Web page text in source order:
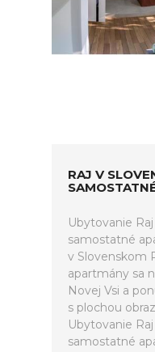
RAJ V
Ubytovanie
samostatné
v Slovenskom
apartmány sa
Novej Vsi a
s plochou
Ubytovanie
samostatné